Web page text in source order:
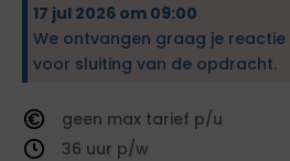
17 jul 2026 om 09:00
We ontvangen graag je reactie
voor sluiting van de opdracht.
geen
tarief
36